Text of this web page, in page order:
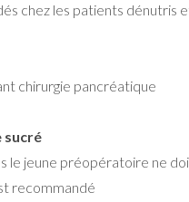
chez les patients dénutris
chirurgie pancréatique
sucré
jeune préopératoire ne
recommandé